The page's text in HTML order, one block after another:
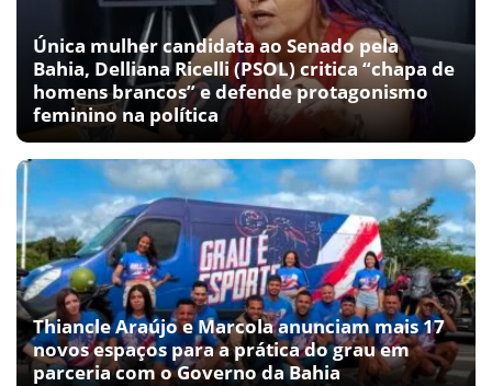
Única mulher candidata ao Senado pela
Bahia, Delliana Ricelli (PSOL) critica “chapa de
homens brancos” e defende protagonismo
feminino na política
Thiancle Araújo e Marcola anunciam mais 17
novos espaços para a prática do grau em
parceria com o Governo da Bahia